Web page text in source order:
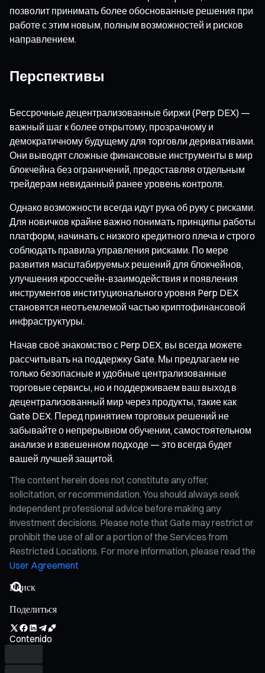
позволит принимать более обоснованные решения при
работе с этим новым, полным возможностей и рисков
направлением.
Перспективы
Бессрочные децентрализованные биржи (Perp DEX) —
важный шаг к более открытому, прозрачному и
демократичному будущему для торговли деривативами.
Они выводят сложные финансовые инструменты в мир
блокчейна без ограничений, предоставляя отдельным
трейдерам невиданный ранее уровень контроля.
Однако возможности всегда идут рука об руку с рисками.
Для новичков крайне важно понимать принципы работы
платформ, начинать с низкого кредитного плеча и строго
соблюдать правила управления рисками. По мере
развития масштабируемых решений для блокчейнов,
улучшения кроссчейн-взаимодействия и появления
инструментов институционального уровня Perp DEX
становятся неотъемлемой частью криптофинансовой
инфраструктуры.
Начав своё знакомство с Perp DEX, вы всегда можете
рассчитывать на поддержку Gate. Мы предлагаем не
только безопасные и удобные централизованные
торговые сервисы, но и поддерживаем ваш выход в
децентрализованный мир через продукты, такие как
Gate DEX. Перед принятием торговых решений не
забывайте о непрерывном обучении, самостоятельном
анализе и взвешенном подходе — это всегда будет
вашей лучшей защитой.
The content herein does not constitute any offer,
solicitation, or recommendation. You should always seek
independent professional advice before making any
investment decisions. Please note that Gate may restrict or
prohibit the use of all or a portion of the Services from
Restricted Locations. For more information, please read the
User Agreement
Поделиться
Contenido